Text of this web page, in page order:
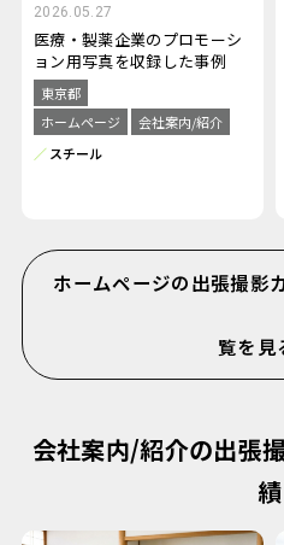
2026.05.27
医療・製薬企業のプロモーシ
ョン用写真を収録した事例
東京都
ホームページ
会社案内/紹介
スチール
ホームページの出張撮影
覧を見
会社案内/紹介の出張
績